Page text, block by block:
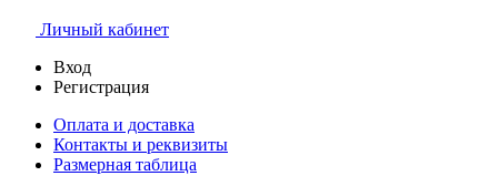
Личный кабинет
Вход
Регистрация
Оплата и доставка
Контакты и реквизиты
Размерная таблица